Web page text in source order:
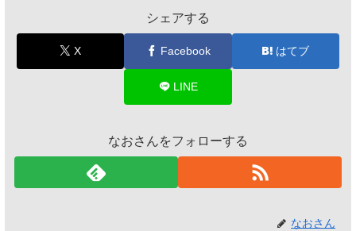
シェアする
X Facebook はてブ
LINE
なおさんをフォローする
なおさん